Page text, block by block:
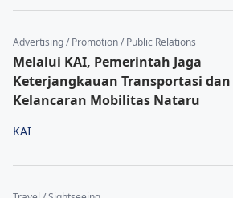
Advertising / Promotion / Public Relations
Melalui KAI, Pemerintah Jaga
Keterjangkauan Transportasi dan
Kelancaran Mobilitas Nataru
KAI